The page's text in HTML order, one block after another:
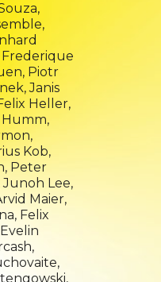
,
,
Frederique
Piotr
Janis
Heller,
Humm,
Kob,
Peter
Junoh Lee,
Maier,
Felix
Evelin
,